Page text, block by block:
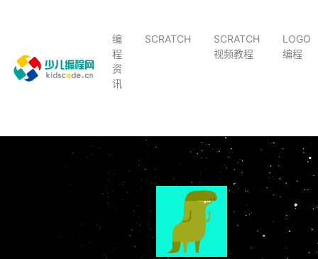
编
程
资
讯
SCRATCH
SCRATCH
视频教程
LOGO
编程